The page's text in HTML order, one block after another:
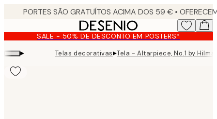
content. SALE - 50% DE DESCONTO EM POSTERS*
▸ Telas decorativas▸Tela - Altarpiece, No.1 by